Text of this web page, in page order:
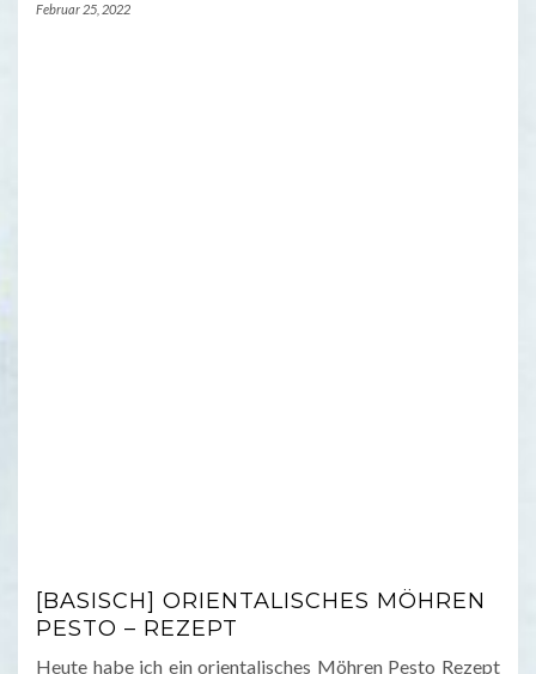
Februar 25, 2022
[BASISCH] ORIENTALISCHES MÖHREN
PESTO – REZEPT
Heute habe ich ein orientalisches Möhren Pesto Rezept